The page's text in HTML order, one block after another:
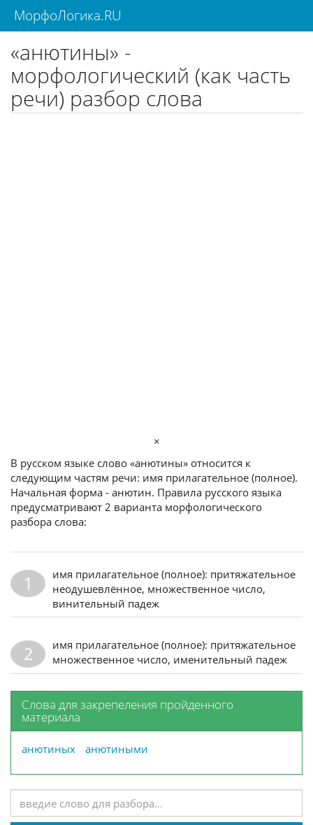
МорфоЛогика.RU
«анютины» -
морфологический (как часть
речи) разбор слова
×
В русском языке слово «анютины» относится к
следующим частям речи: имя прилагательное (полное).
Начальная форма - анютин. Правила русского языка
предусматривают 2 варианта морфологического
разбора слова:
1
имя прилагательное (полное): притяжательное
неодушевлённое, множественное число,
винительный падеж
2
имя прилагательное (полное): притяжательное
множественное число, именительный падеж
Слова для закрепеления пройденного
материала
анютиных анютиными